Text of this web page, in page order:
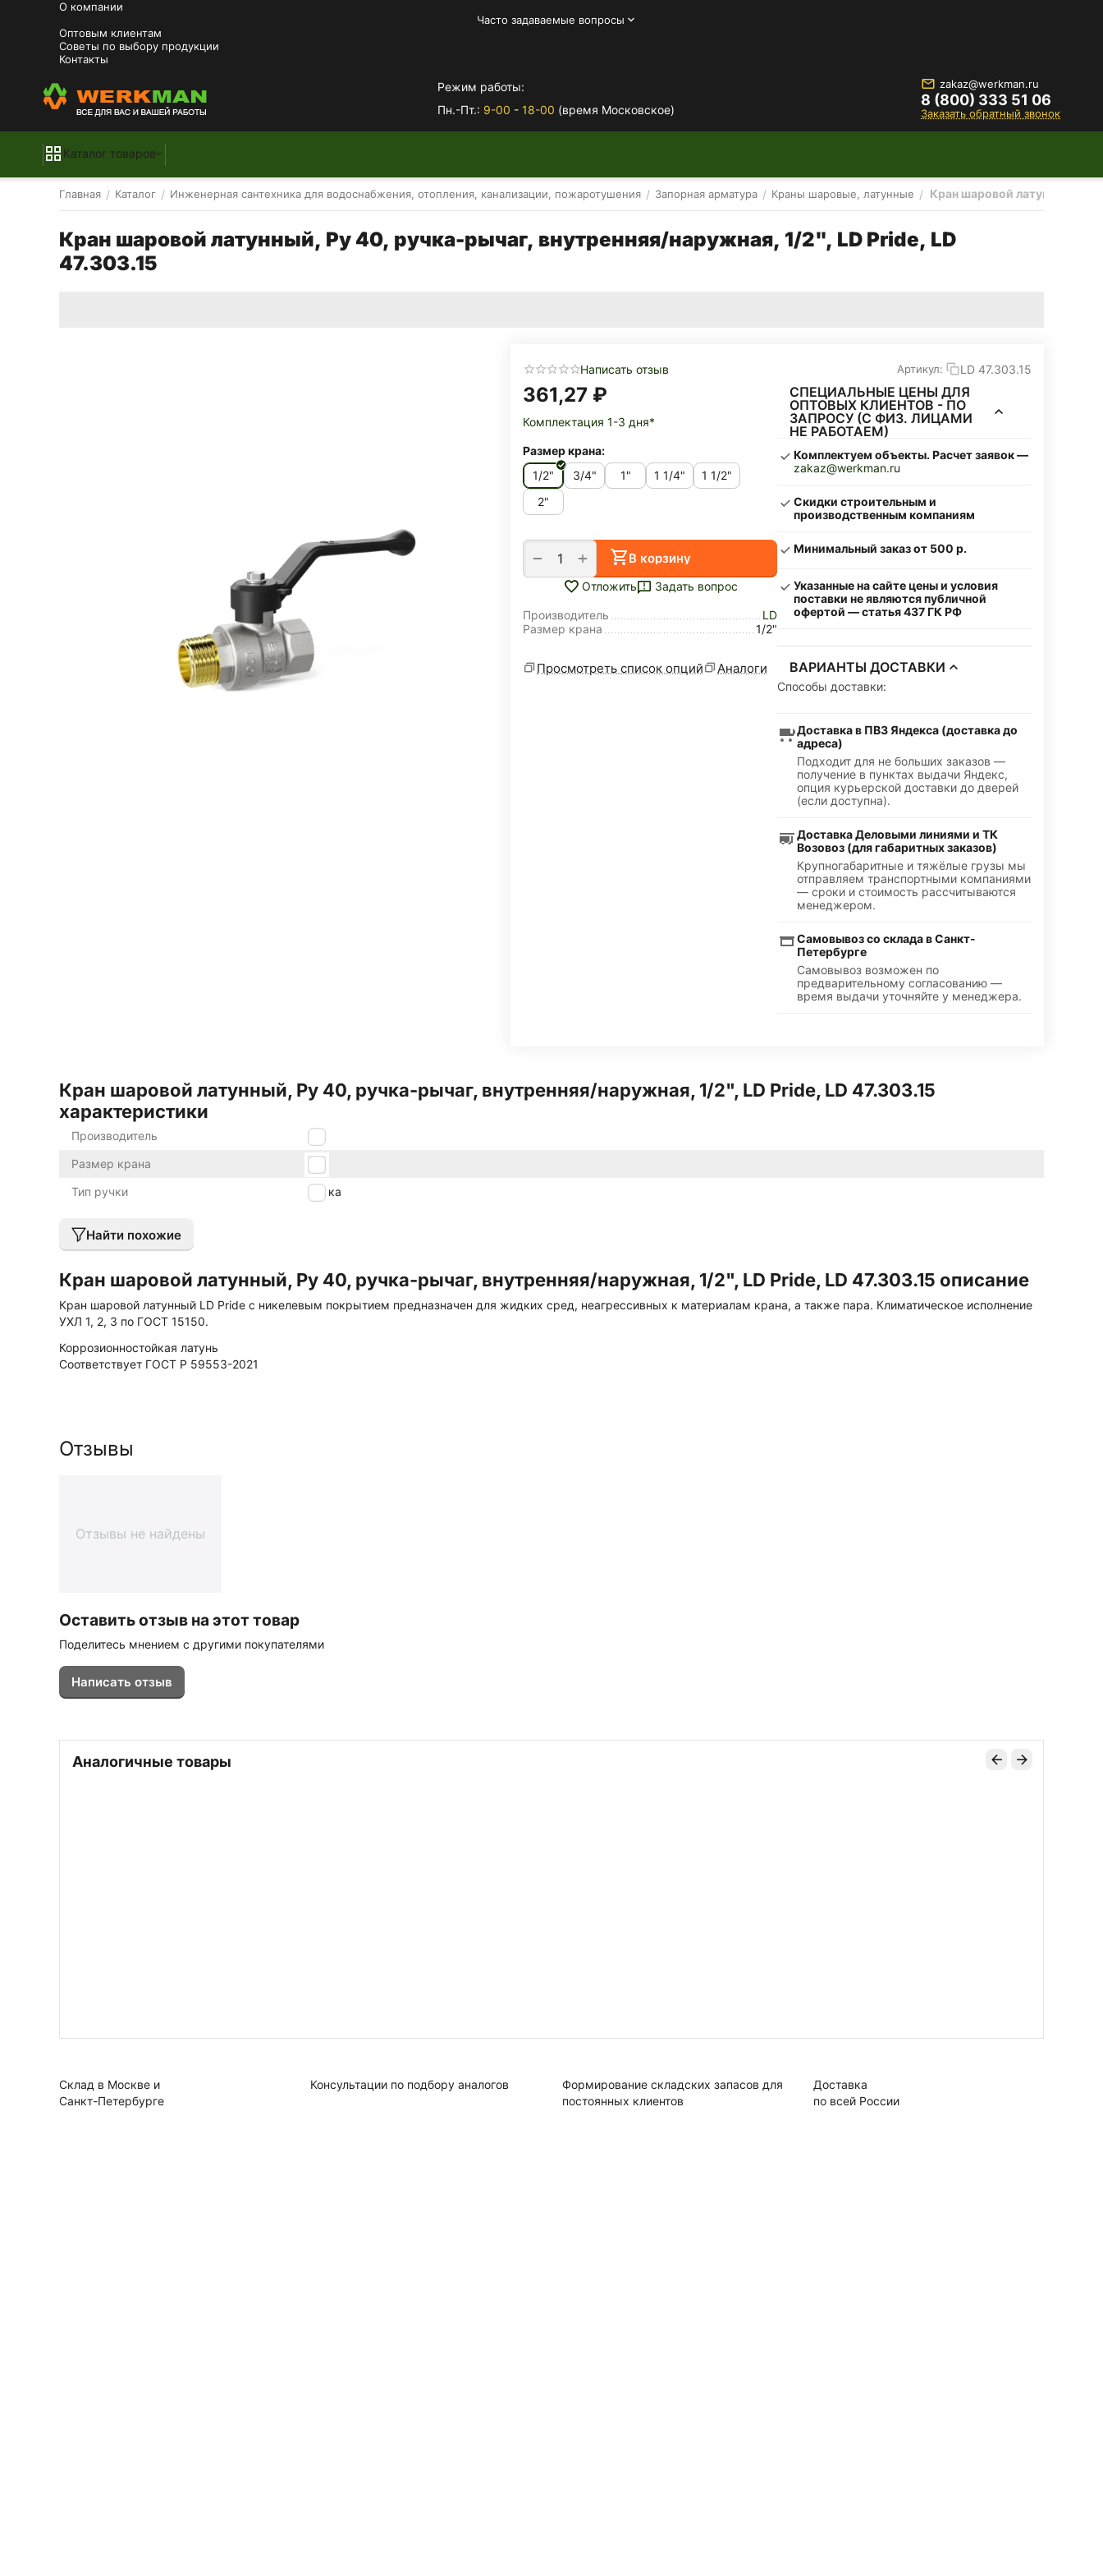
О компании
Часто задаваемые вопросы
Оптовым клиентам
Советы по выбору продукции
Контакты
Режим работы:
Пн.-Пт.: 9-00 - 18-00 (время Московское)
zakaz@werkman.ru
8 (800) 333 51 06
Заказать обратный звонок
Каталог товаров
Главная / Каталог / Инженерная сантехника для водоснабжения, отопления, канализации, пожаротушения / Запорная арматура / Краны шаровые, латунные / Кран шаровой латунный Ру
Кран шаровой латунный, Ру 40, ручка-рычаг, внутренняя/наружная, 1/2", LD Pride, LD
47.303.15
Написать отзыв Артикул: LD 47.303.15
361,27 ₽
Комплектация 1-3 дня*
Размер крана:
1/2"
3/4" 1" 1 1/4"
1 1/2"
2"
+
− В корзину
Отложить Задать вопрос
Производитель
LD
Размер крана
1/2"
Просмотреть список опций Аналоги
СПЕЦИАЛЬНЫЕ ЦЕНЫ ДЛЯ
ОПТОВЫХ КЛИЕНТОВ - ПО
ЗАПРОСУ (С ФИЗ. ЛИЦАМИ
НЕ РАБОТАЕМ)
Комплектуем объекты. Расчет заявок —
zakaz@werkman.ru
Скидки строительным и
производственным компаниям
Минимальный заказ от 500 р.
Указанные на сайте цены и условия
поставки не являются публичной
офертой — статья 437 ГК РФ
ВАРИАНТЫ ДОСТАВКИ
Способы доставки:
Доставка в ПВЗ Яндекса (доставка до
адреса)
Подходит для не больших заказов —
получение в пунктах выдачи Яндекс,
опция курьерской доставки до дверей
(если доступна).
Доставка Деловыми линиями и ТК
Возовоз (для габаритных заказов)
Крупногабаритные и тяжёлые грузы мы
отправляем транспортными компаниями
— сроки и стоимость рассчитываются
менеджером.
Самовывоз со склада в Санкт-
Петербурге
Самовывоз возможен по
предварительному согласованию —
время выдачи уточняйте у менеджера.
Кран шаровой латунный, Ру 40, ручка-рычаг, внутренняя/наружная, 1/2", LD Pride, LD 47.303.15
характеристики
Производитель
LD
Размер крана
1/2"
Тип ручки
ручка
Найти похожие
Кран шаровой латунный, Ру 40, ручка-рычаг, внутренняя/наружная, 1/2", LD Pride, LD 47.303.15 описание
Кран шаровой латунный LD Pride с никелевым покрытием предназначен для жидких сред, неагрессивных к материалам крана, а также пара. Климатическое исполнение
УХЛ 1, 2, 3 по ГОСТ 15150.
Коррозионностойкая латунь
Соответствует ГОСТ Р 59553-2021
Отзывы
Отзывы не найдены
Оставить отзыв на этот товар
Поделитесь мнением с другими покупателями
Написать отзыв
Аналогичные товары
Склад в Москве и
Санкт-Петербурге
Консультации по подбору аналогов
Формирование складских запасов для
постоянных клиентов
Доставка
по всей России